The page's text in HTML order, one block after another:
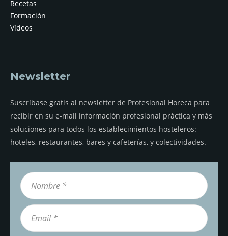
Recetas
Formación
Vídeos
Newsletter
Suscríbase gratis al newsletter de Profesional Horeca para
recibir en su e-mail información profesional práctica y más
soluciones para todos los establecimientos hosteleros:
hoteles, restaurantes, bares y cafeterías, y colectividades.